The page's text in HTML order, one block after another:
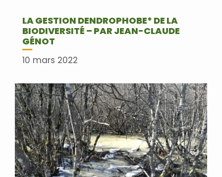
LA GESTION DENDROPHOBE* DE LA
BIODIVERSITÉ – PAR JEAN-CLAUDE
GÉNOT
10 mars 2022